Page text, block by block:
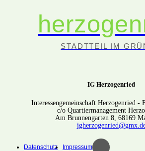
STADTTEIL IM
IG Herzogenried
Interessengemeinschaft Herzogenried -
c/o Quartiermanagement
Am Brunnengarten 8, 68169
Datenschutz Impressum